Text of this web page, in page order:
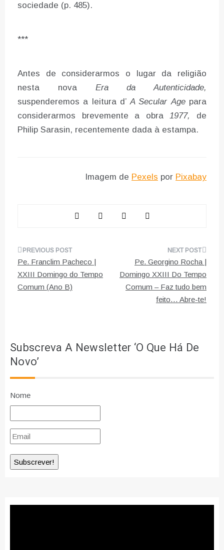
sociedade (p. 485).
***
Antes de considerarmos o lugar da religião
nesta nova Era da Autenticidade,
suspenderemos a leitura d’A Secular Age para
considerarmos brevemente a obra1977, de
Philip Sarasin, recentemente dada à estampa.
Imagem de Pexels por Pixabay
Navegação
de
artigos
Pe. Franclim Pacheco |
XXIII Domingo do Tempo
Comum (Ano B)
Pe. Georgino Rocha |
Domingo XXIII Do Tempo
Comum – Faz tudo bem
feito… Abre-te!
Subscreva A Newsletter ‘O Que Há De
Novo’
Nome